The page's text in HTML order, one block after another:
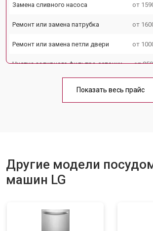
Замена сливного насоса от
Ремонт или замена патрубка от
Ремонт или замена петли двери от
Чистка заливного фильтра-сеточки от
Ремонт теплообменника от
Ремонт или замена системы защиты
от протечек
от
Ремонт или замена пружины дверцы
от
Показать весь прайс
Другие модели
машин LG